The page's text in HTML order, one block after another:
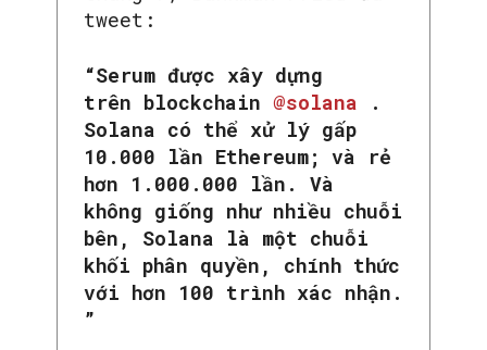
tweet:
“Serum được xây dựng
trên blockchain @solana .
Solana có thể xử lý gấp
10.000 lần Ethereum; và rẻ
hơn 1.000.000 lần. Và
không giống như nhiều chuỗi
bên, Solana là một chuỗi
khối phân quyền, chính thức
với hơn 100 trình xác nhận.
”